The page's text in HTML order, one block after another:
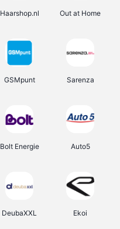
Haarshop.nl Out at Home
GSMpunt Sarenza
Bolt Energie Auto5
DeubaXXL Ekoi